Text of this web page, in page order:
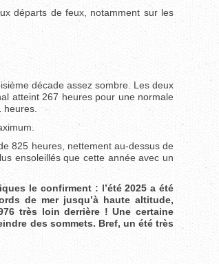
départs de feux, notamment sur les
décade assez sombre. Les deux
atteint 267 heures pour une normale
825 heures, nettement au-dessus de
ensoleillés que cette année avec un
le confirment : l’été 2025 a été
de mer jusqu’à haute altitude,
très loin derrière ! Une certaine
des sommets. Bref, un été très